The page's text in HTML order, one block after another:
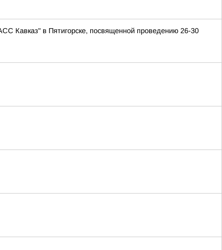
Кавказ" в Пятигорске, посвященной проведению 26-30